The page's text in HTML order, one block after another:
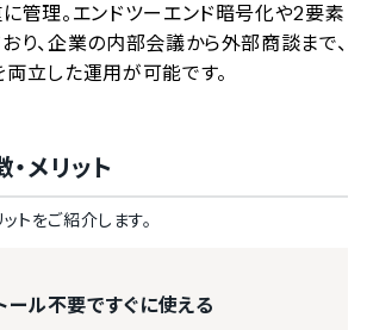
管理。エンドツーエンド暗号化や2要素
り、企業の内部会議から外部商談まで、
立した運用が可能です。
メリット
トをご紹介します。
ール不要ですぐに使える